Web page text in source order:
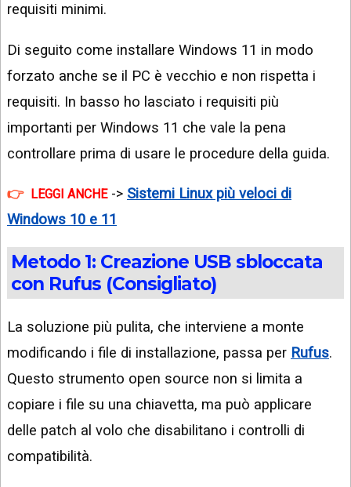
requisiti minimi.
Di seguito come installare Windows 11 in modo
forzato anche se il PC è vecchio e non rispetta i
requisiti. In basso ho lasciato i requisiti più
importanti per Windows 11 che vale la pena
controllare prima di usare le procedure della guida.
LEGGI ANCHE-> Sistemi Linux più veloci di
Windows 10 e 11
Metodo 1: Creazione USB sbloccata
con Rufus (Consigliato)
La soluzione più pulita, che interviene a monte
modificando i file di installazione, passa per Rufus.
Questo strumento open source non si limita a
copiare i file su una chiavetta, ma può applicare
delle patch al volo che disabilitano i controlli di
compatibilità.